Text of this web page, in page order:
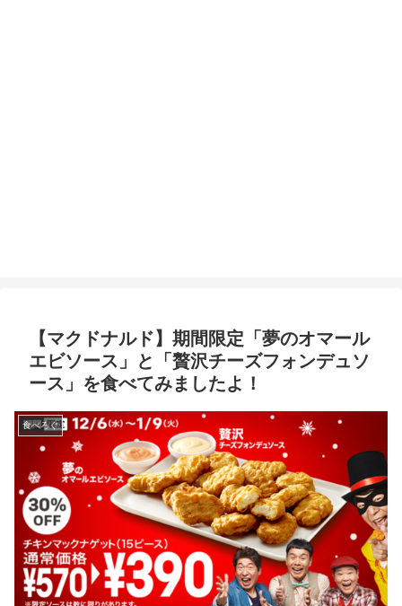
【マクドナルド】期間限定「夢のオマール
エビソース」と「贅沢チーズフォンデュソ
ース」を食べてみましたよ！
食べろぐ